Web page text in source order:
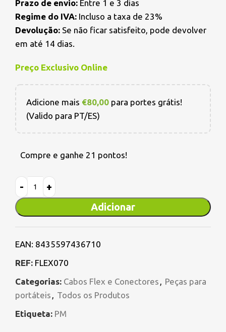
Prazo de envio: Entre 1 e 3 dias
Regime do IVA: Incluso a taxa de 23%
Devolução: Se não ficar satisfeito, pode devolver
em até 14 dias.
Preço Exclusivo Online
Adicione mais €80,00 para portes grátis!
(Valido para PT/ES)
Compre e ganhe 21 pontos!
Adicionar
EAN: 8435597436710
REF: FLEX070
Categorias: Cabos Flex e Conectores , Peças para
portáteis , Todos os Produtos
Etiqueta: PM